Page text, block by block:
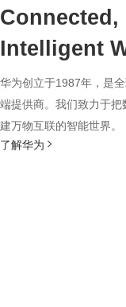
Connected,
Intelligent
华为创立于1987年，是
端提供商。我们致力于
建万物互联的智能世界。
了解华为